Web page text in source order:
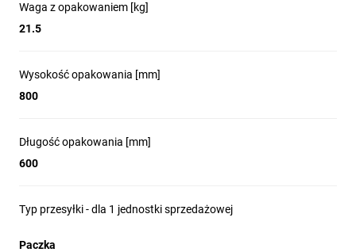
Waga z opakowaniem [kg]
21.5
Wysokość opakowania [mm]
800
Długość opakowania [mm]
600
Typ przesyłki - dla 1 jednostki sprzedażowej
Paczka